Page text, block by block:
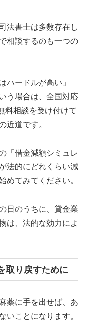
法書士は多数存在し
相談するのも一つの
ハードルが高い」
う場合は、全国対応
料相談を受け付けて
近道です。
「借金減額シミュレ
法的にどれくらい減
めてみてください。
日のうちに、貸金業
は、法的な効力によ
取り戻すために
薬に手を出せば、あ
いことになります。